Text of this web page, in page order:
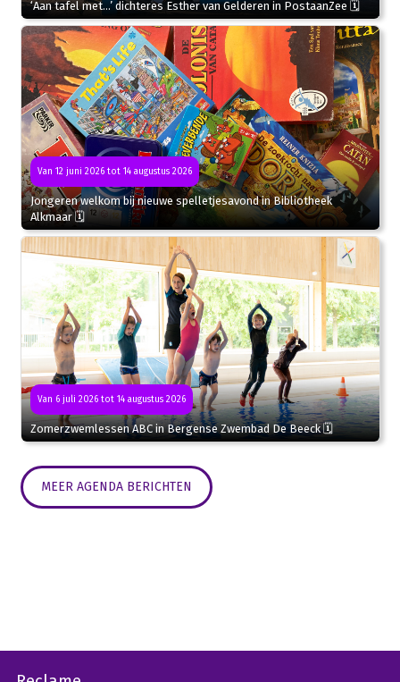
‘Aan tafel met…’ dichteres Esther van Gelderen in PostaanZee 🗓
Van 12 juni 2026 tot 14 augustus 2026
Jongeren welkom bij nieuwe spelletjesavond in Bibliotheek
Alkmaar 🗓
Van 6 juli 2026 tot 14 augustus 2026
Zomerzwemlessen ABC in Bergense Zwembad De Beeck 🗓
MEER AGENDA BERICHTEN